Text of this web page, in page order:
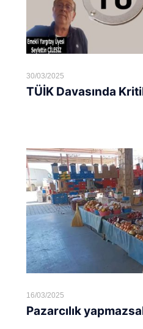
30/03/2025
TÜİK Davasında
16/03/2025
Pazarcılık